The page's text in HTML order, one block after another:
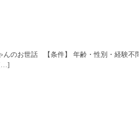
んのお世話 【条件】 年齢・性別・経験不